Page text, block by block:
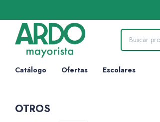
Catálogo Ofertas Escolares
OTROS